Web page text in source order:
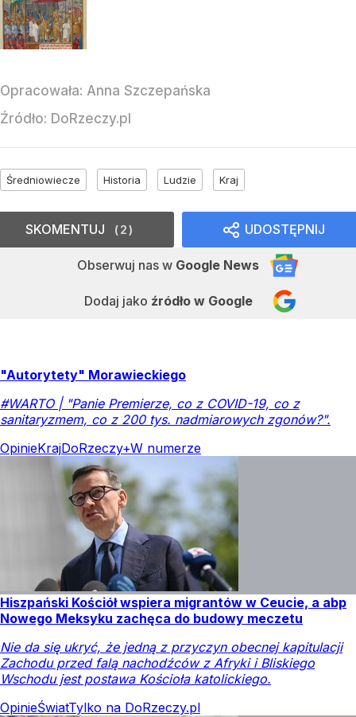
Opracowała: Anna Szczepańska
Źródło: DoRzeczy.pl
Średniowiecze Historia Ludzie Kraj
UDOSTĘPNIJ
Obserwuj nas w Google News
Dodaj jako źródło w Google
SKOMENTUJ 2
"Autorytety" Morawieckiego
#WARTO | "Panie Premierze, co z COVID-19, co z
sanitaryzmem, co z 200 tys. nadmiarowych zgonów?".
OpinieKrajDoRzeczy+W numerze
Hiszpański Kościół wspiera migrantów w Ceucie, a abp
Nowego Meksyku zachęca do budowy meczetu
Nie da się ukryć, że jedną z przyczyn obecnej kapitulacji
Zachodu przed falą nachodźców z Afryki i Bliskiego
Wschodu jest postawa Kościoła katolickiego.
OpinieŚwiatTylko na DoRzeczy.pl